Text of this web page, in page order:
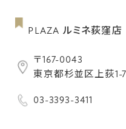
PLAZA ルミネ荻窪店
〒167-0043
東京都杉並区上荻
03-3393-3411